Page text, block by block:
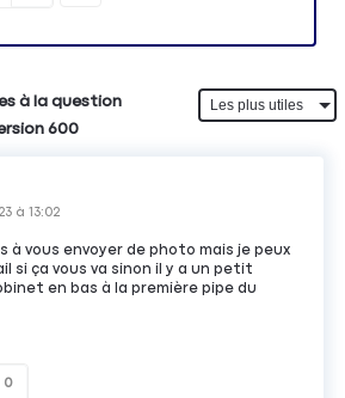
à la question
600
à13:02
à vous envoyer de photo mais je peux
si ça vous va sinon il y a un petit
en bas à la première pipe du
0